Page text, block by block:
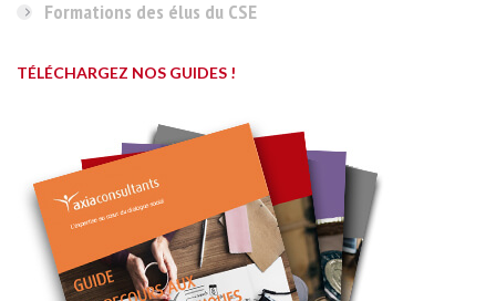
Formations des élus du CSE
TÉLÉCHARGEZ NOS GUIDES !